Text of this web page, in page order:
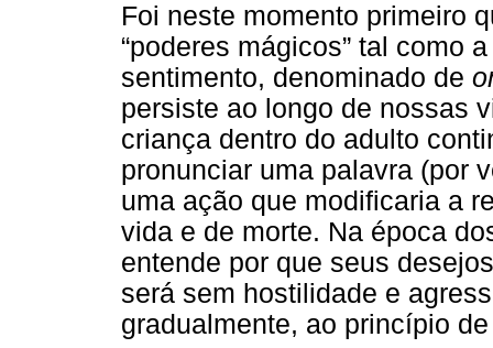
Foi neste momento primeiro
“poderes mágicos” tal como
sentimento, denominado de
persiste ao longo de nossas
criança dentro do adulto
pronunciar uma palavra (por
uma ação que modificaria a
vida e de morte. Na época
entende por que seus
será sem hostilidade e
gradualmente, ao princípio